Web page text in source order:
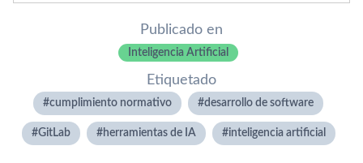
Publicado en
Inteligencia Artificial
Etiquetado
cumplimiento normativo desarrollo de software
GitLab herramientas de IA inteligencia artificial